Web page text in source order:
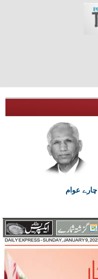
چارے عوام